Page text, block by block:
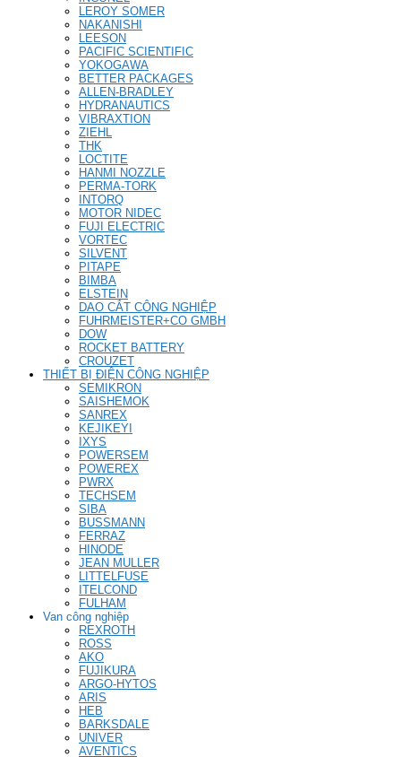
LEROY SOMER
NAKANISHI
LEESON
PACIFIC SCIENTIFIC
YOKOGAWA
BETTER PACKAGES
ALLEN-BRADLEY
HYDRANAUTICS
VIBRAXTION
ZIEHL
THK
LOCTITE
HANMI NOZZLE
PERMA-TORK
INTORQ
MOTOR NIDEC
FUJI ELECTRIC
VORTEC
SILVENT
PITAPE
BIMBA
ELSTEIN
DAO CẮT CÔNG NGHIỆP
FUHRMEISTER+CO GMBH
DOW
ROCKET BATTERY
CROUZET
THIẾT BỊ ĐIỆN CÔNG NGHIỆP
SEMIKRON
SAISHEMOK
SANREX
KEJIKEYI
IXYS
POWERSEM
POWEREX
PWRX
TECHSEM
SIBA
BUSSMANN
FERRAZ
HINODE
JEAN MULLER
LITTELFUSE
ITELCOND
FULHAM
Van công nghiệp
REXROTH
ROSS
AKO
FUJIKURA
ARGO-HYTOS
ARIS
HEB
BARKSDALE
UNIVER
AVENTICS